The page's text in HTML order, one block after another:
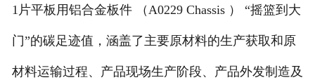
1片平板用铝合金板件 （A0229 Chassis ） “摇篮到大
门”的碳足迹值，涵盖了主要原材料的生产获取和原
材料运输过程、产品现场生产阶段、产品外发制造及